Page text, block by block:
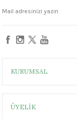
KURUMSAL
ÜYELİK